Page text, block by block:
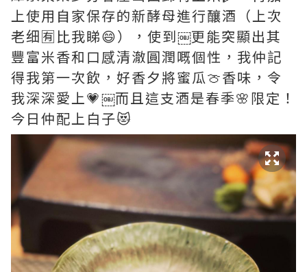
上使用自家保存的新酵母進行釀酒（上次
老细🈶️比我睇😄），使到￼更能突顯出其
豐富米香和口感清澈圓潤嘅個性，我仲記
得我第一次飲，好香夕將蜜瓜🍈香味，令
我深深愛上💗￼而且這支酒是春季🌸限定！
今日仲配上白子😻